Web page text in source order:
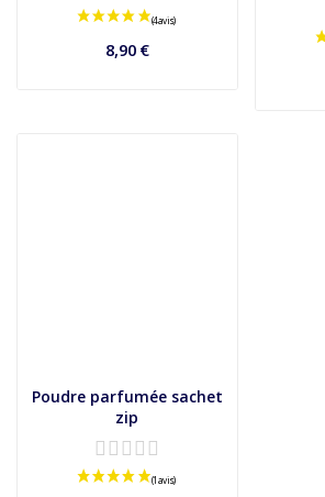
8,90 €
Poudre parfumée sachet
zip